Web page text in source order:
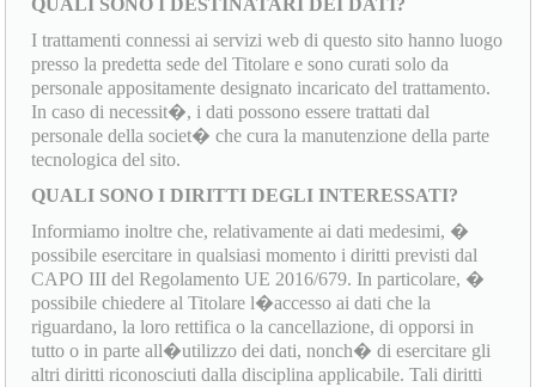
QUALI SONO I DESTINATARI DEI DATI?
I trattamenti connessi ai servizi web di questo sito hanno luogo
presso la predetta sede del Titolare e sono curati solo da
personale appositamente designato incaricato del trattamento.
In caso di necessit�, i dati possono essere trattati dal
personale della societ� che cura la manutenzione della parte
tecnologica del sito.
QUALI SONO I DIRITTI DEGLI INTERESSATI?
Informiamo inoltre che, relativamente ai dati medesimi, �
possibile esercitare in qualsiasi momento i diritti previsti dal
CAPO III del Regolamento UE 2016/679. In particolare, �
possibile chiedere al Titolare l�accesso ai dati che la
riguardano, la loro rettifica o la cancellazione, di opporsi in
tutto o in parte all�utilizzo dei dati, nonch� di esercitare gli
altri diritti riconosciuti dalla disciplina applicabile. Tali diritti